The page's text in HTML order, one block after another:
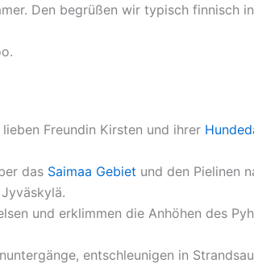
Den begrüßen wir typisch finnisch
Freundin Kirsten und ihrer
das Saimaa Gebiet und den Pielinen
und erklimmen die Anhöhen des
entschleunigen in